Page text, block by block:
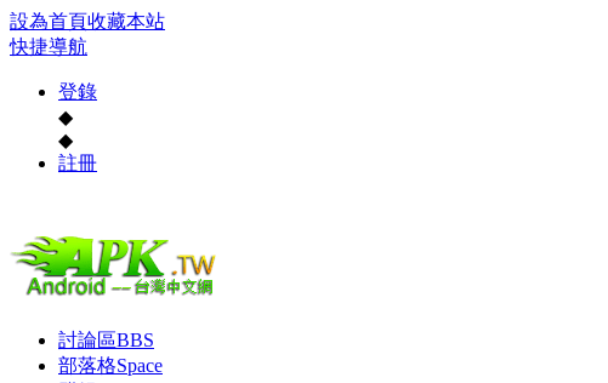
設為首頁收藏本站
快捷導航
登錄
◆
◆
註冊
討論區BBS
部落格Space